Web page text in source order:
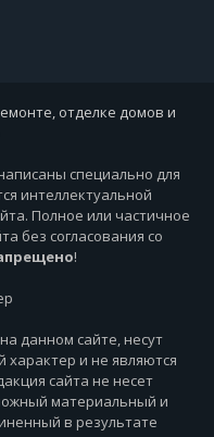
отделке домов и
специально для
интеллектуальной
Полное или частичное
без согласования со
!
данном сайте, несут
и не являются
сайта не несет
материальный и
в результате